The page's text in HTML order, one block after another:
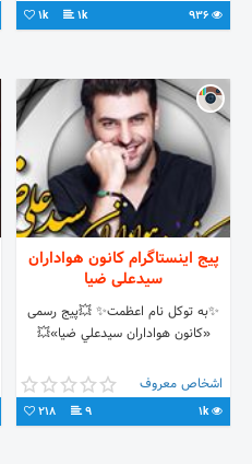
1k
1k
پیج اینستاگرام کانون هواداران
سیدعلی ضیا
✨به توکل نام اعظمت✨ 💥پیج رسمی
«کانون هواداران سیدعلي ضيا»💥
اشخاص معروف
1k
9
218